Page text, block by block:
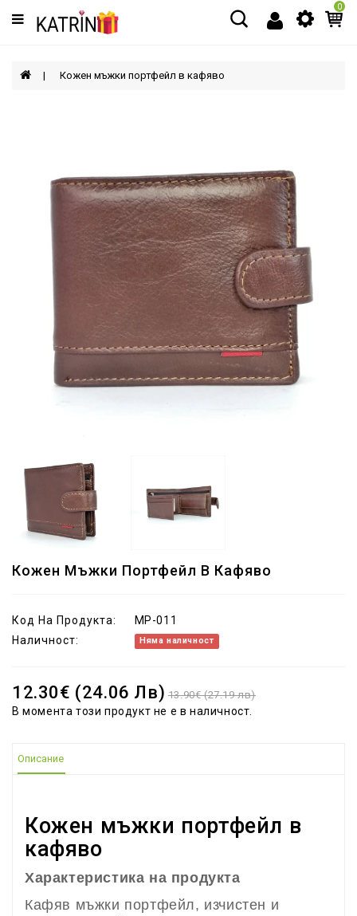
Категории
МЪЖЕ
АКСЕСОАРИ
0
Кожен мъжки портфейл в кафяво
Кожен Мъжки Портфейл В Кафяво
Код На Продукта:
MP-011
Наличност:
Няма наличност
12.30€ (24.06 Лв) 13.90€ (27.19 лв)
В момента този продукт не е в наличност.
Описание
Кожен мъжки портфейл в
кафяво
Характеристика на продукта
Кафяв мъжки портфейл, изчистен и